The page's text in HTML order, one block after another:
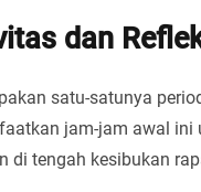
dan
satu-satunya
jam-jam awal
di tengah kesibukan